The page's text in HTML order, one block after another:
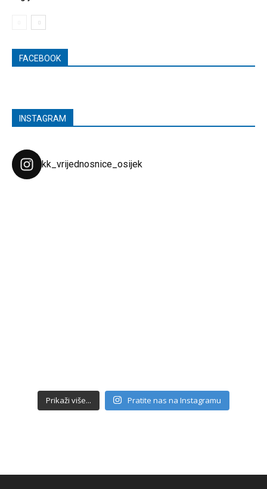
FACEBOOK
INSTAGRAM
kk_vrijednosnice_osijek
Prikaži više... Pratite nas na Instagramu